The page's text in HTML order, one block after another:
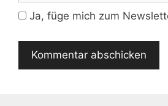
Adresse
Ja, füge mich zum